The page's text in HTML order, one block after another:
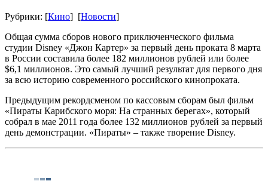
Рубрики: [Кино] [Новости]
Общая сумма сборов нового приключенческого фильма
студии Disney «Джон Картер» за первый день проката 8 марта
в России составила более 182 миллионов рублей или более
$6,1 миллионов. Это самый лучший результат для первого дня
за всю историю современного российского кинопроката.
Предыдущим рекордсменом по кассовым сборам был фильм
«Пираты Карибского моря: На странных берегах», который
собрал в мае 2011 года более 132 миллионов рублей за первый
день демонстрации. «Пираты» – также творение Disney.